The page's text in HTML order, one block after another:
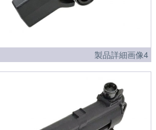
製品詳細画像4